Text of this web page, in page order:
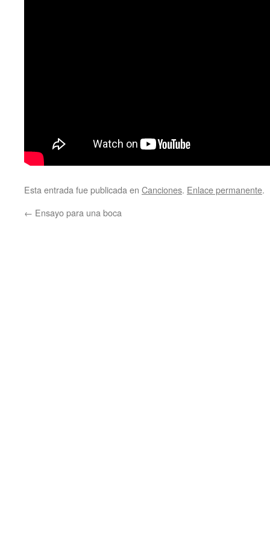
Esta entrada fue publicada en Canciones. Enlace permanente.
← Ensayo para una boca